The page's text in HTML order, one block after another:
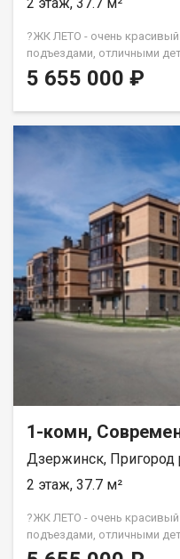
2 этаж, 37.7 м²
?ЖК ЛЕТО - очень
подъездами, отличными
инфраструктурой. ☝️Более
сможете подобрать
Все квартиры свободной
отделке. ? Каждому
Весь ЖК уже сдан! ☎️ 733-
5 655 000 ₽
1-комн,
Дзержинск, Пригород
2 этаж, 37.7 м²
?ЖК ЛЕТО - очень
подъездами, отличными
инфраструктурой. ☝️Более